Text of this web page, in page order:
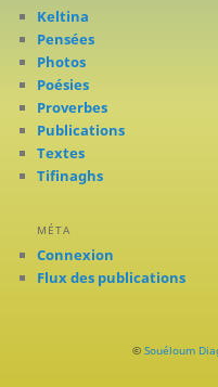
Keltina
Pensées
Photos
Poésies
Proverbes
Publications
Textes
Tifinaghs
MÉTA
Connexion
Flux des publications
© Souéloum